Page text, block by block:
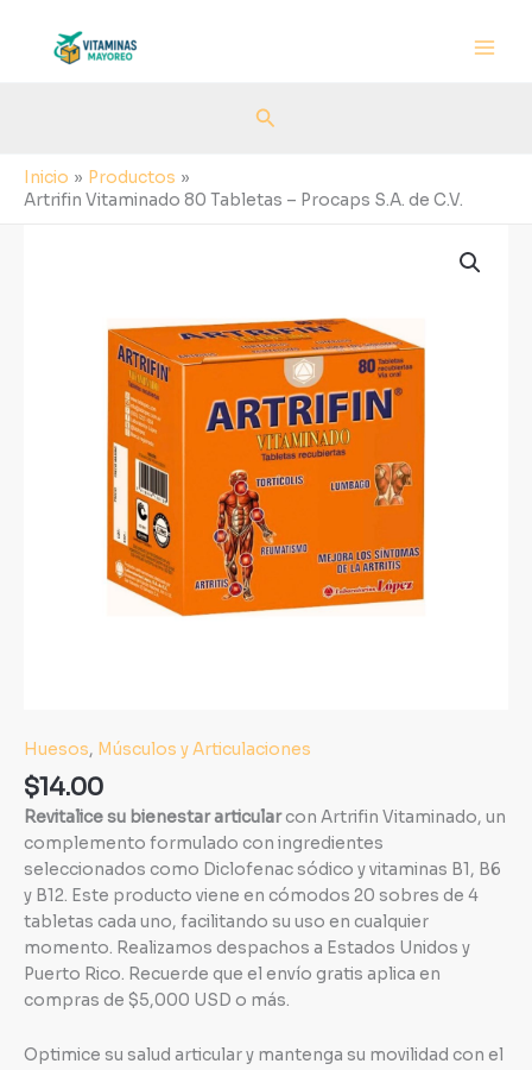
contenido
Buscar
Inicio
Productos
Artrifin Vitaminado 80 Tabletas – Procaps S.A. de C.V.
Huesos, Músculos y Articulaciones
$14.00
Revitalice su bienestar articularcon Artrifin Vitaminado, un
complemento formulado con ingredientes
seleccionados como Diclofenac sódico y vitaminas B1, B6
y B12. Este producto viene en cómodos 20 sobres de 4
tabletas cada uno, facilitando su uso en cualquier
momento. Realizamos despachos a Estados Unidos y
Puerto Rico. Recuerde que el envío gratis aplica en
compras de $5,000 USD o más.
Optimice su salud articular y mantenga su movilidad con el